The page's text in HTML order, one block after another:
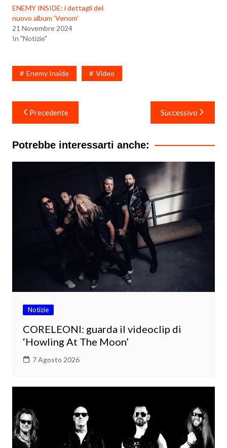
ENEMY INSIDE: i dettagli del
nuovo album ‘Venom’
21 Novembre 2024
In "Notizie"
Enemy Inside Video
Navigazione
articoli
Precedente Successivo
Potrebbe interessarti anche:
Notizie
CORELEONI: guarda il videoclip di
‘Howling At The Moon’
7 Agosto 2026